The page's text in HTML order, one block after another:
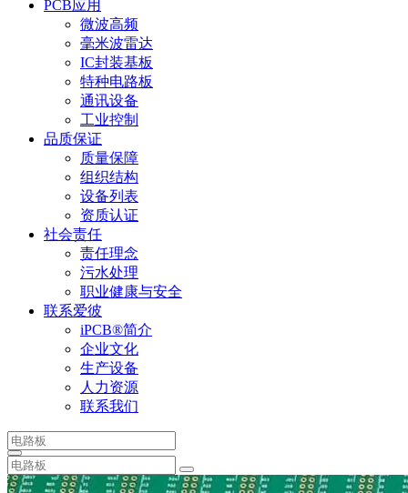
PCB应用
微波高频
毫米波雷达
IC封装基板
特种电路板
通讯设备
工业控制
品质保证
质量保障
组织结构
设备列表
资质认证
社会责任
责任理念
污水处理
职业健康与安全
联系爱彼
iPCB®简介
企业文化
生产设备
人力资源
联系我们